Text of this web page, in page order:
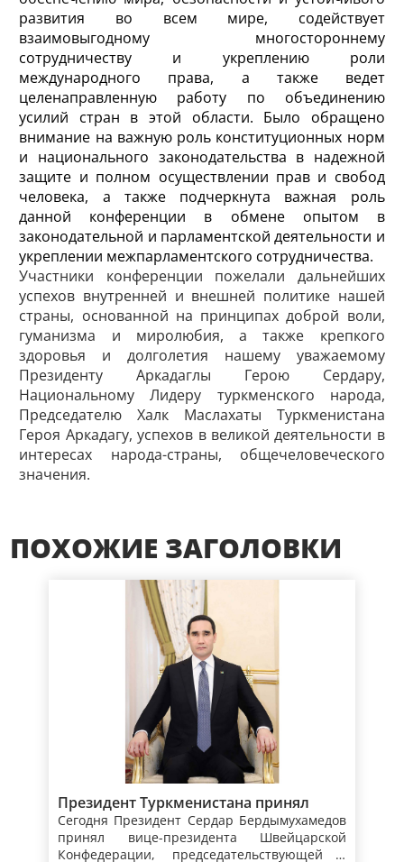
развития во всем мире, содействует
взаимовыгодному многостороннему
сотрудничеству и укреплению роли
международного права, а также ведет
целенаправленную работу по объединению
усилий стран в этой области. Было обращено
внимание на важную роль конституционных норм
и национального законодательства в надежной
защите и полном осуществлении прав и свобод
человека, а также подчеркнута важная роль
данной конференции в обмене опытом в
законодательной и парламентской деятельности и
укреплении межпарламентского сотрудничества.
Участники конференции пожелали дальнейших
успехов внутренней и внешней политике нашей
страны, основанной на принципах доброй воли,
гуманизма и миролюбия, а также крепкого
здоровья и долголетия нашему уважаемому
Президенту Аркадаглы Герою Сердару,
Национальному Лидеру туркменского народа,
Председателю Халк Маслахаты Туркменистана
Героя Аркадагу, успехов в великой деятельности в
интересах народа-страны, общечеловеческого
значения.
ПОХОЖИЕ ЗАГОЛОВКИ
Президент Туркменистана принял
вице-президента, главу Федерального
департамента иностранных дел
Сегодня Президент Сердар Бердымухамедов
принял вице-президента Швейцарской
Конфедерации, председательствующей в